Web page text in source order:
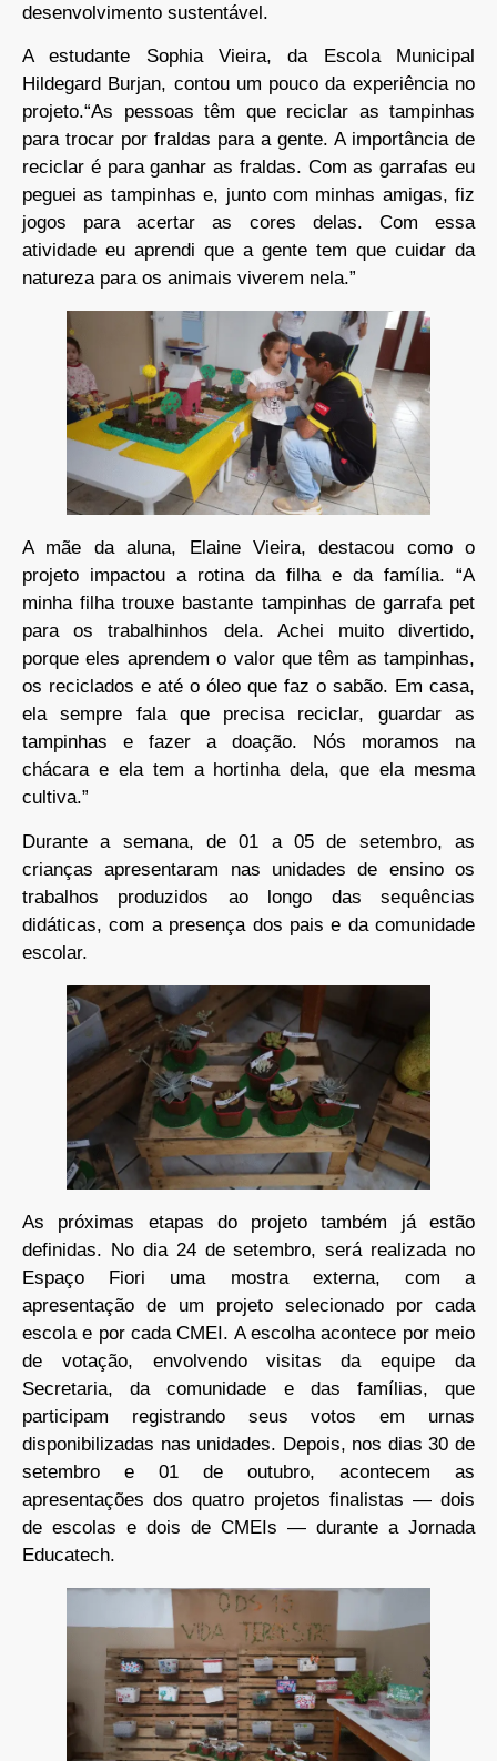
desenvolvimento sustentável.
A estudante Sophia Vieira, da Escola Municipal
Hildegard Burjan, contou um pouco da experiência no
projeto.“As pessoas têm que reciclar as tampinhas
para trocar por fraldas para a gente. A importância de
reciclar é para ganhar as fraldas. Com as garrafas eu
peguei as tampinhas e, junto com minhas amigas, fiz
jogos para acertar as cores delas. Com essa
atividade eu aprendi que a gente tem que cuidar da
natureza para os animais viverem nela.”
A mãe da aluna, Elaine Vieira, destacou como o
projeto impactou a rotina da filha e da família. “A
minha filha trouxe bastante tampinhas de garrafa pet
para os trabalhinhos dela. Achei muito divertido,
porque eles aprendem o valor que têm as tampinhas,
os reciclados e até o óleo que faz o sabão. Em casa,
ela sempre fala que precisa reciclar, guardar as
tampinhas e fazer a doação. Nós moramos na
chácara e ela tem a hortinha dela, que ela mesma
cultiva.”
Durante a semana, de 01 a 05 de setembro, as
crianças apresentaram nas unidades de ensino os
trabalhos produzidos ao longo das sequências
didáticas, com a presença dos pais e da comunidade
escolar.
As próximas etapas do projeto também já estão
definidas. No dia 24 de setembro, será realizada no
Espaço Fiori uma mostra externa, com a
apresentação de um projeto selecionado por cada
escola e por cada CMEI. A escolha acontece por meio
de votação, envolvendo visitas da equipe da
Secretaria, da comunidade e das famílias, que
participam registrando seus votos em urnas
disponibilizadas nas unidades. Depois, nos dias 30 de
setembro e 01 de outubro, acontecem as
apresentações dos quatro projetos finalistas — dois
de escolas e dois de CMEIs — durante a Jornada
Educatech.